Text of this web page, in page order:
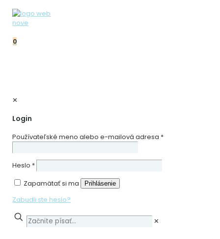
0
✕
Login
Používateľské meno alebo e-mailová adresa *
Heslo *
Zapamätať si ma
Prihlásenie
Zabudli ste heslo?
✕